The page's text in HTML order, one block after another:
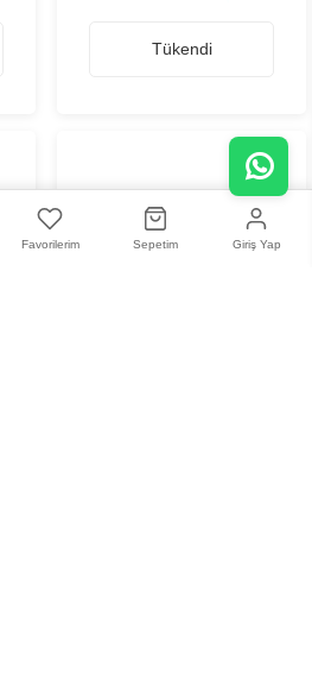
Tükendi
Favorilerim Sepetim Giriş Yap